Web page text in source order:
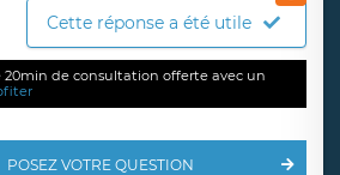
Cette réponse a été utile
20min de consultation offerte avec un
POSEZ VOTRE QUESTION